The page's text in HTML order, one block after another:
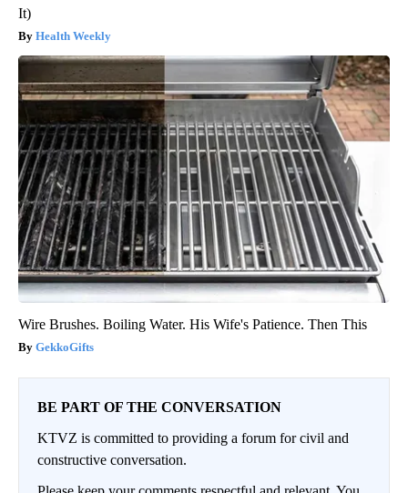
It)
Health Weekly
Wire Brushes. Boiling Water. His Wife's Patience. Then This
GekkoGifts
BE PART OF THE CONVERSATION
KTVZ is committed to providing a forum for civil and
constructive conversation.